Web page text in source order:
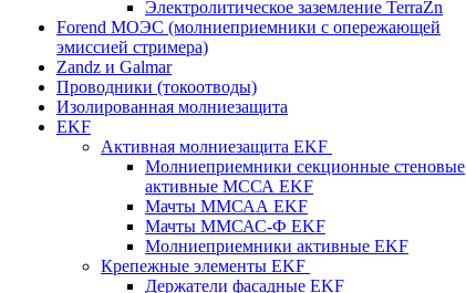
Электролитическое заземление TerraZn
Forend МОЭС (молниеприемники с опережающей
эмиссией стримера)
Zandz и Galmar
Проводники (токоотводы)
Изолированная молниезащита
EKF
Активная молниезащита EKF
Молниеприемники секционные стеновые
активные МССА EKF
Мачты ММСАА EKF
Мачты ММСАС-Ф EKF
Молниеприемники активные EKF
Крепежные элементы EKF
Держатели фасадные EKF